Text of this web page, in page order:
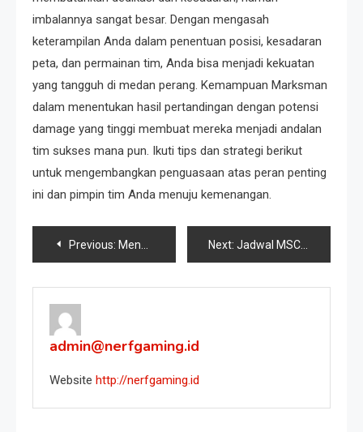
imbalannya sangat besar. Dengan mengasah
keterampilan Anda dalam penentuan posisi, kesadaran
peta, dan permainan tim, Anda bisa menjadi kekuatan
yang tangguh di medan perang. Kemampuan Marksman
dalam menentukan hasil pertandingan dengan potensi
damage yang tinggi membuat mereka menjadi andalan
tim sukses mana pun. Ikuti tips dan strategi berikut
untuk mengembangkan penguasaan atas peran penting
ini dan pimpin tim Anda menuju kemenangan.
Post
navigation
Previous: Menguasai Chang’e Mobile Legends: Tips dan Trik Dominasi Next: Jadwal MSC 2024 Mobile Legends: Seputar Kualifikasi dan Grand Final Terbaru
admin@nerfgaming.id
Website http://nerfgaming.id